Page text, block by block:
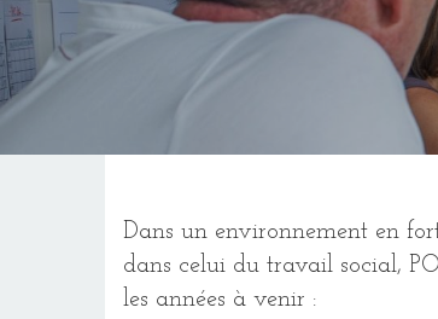
Dans un environnement en
dans celui du travail social,
les années à venir :